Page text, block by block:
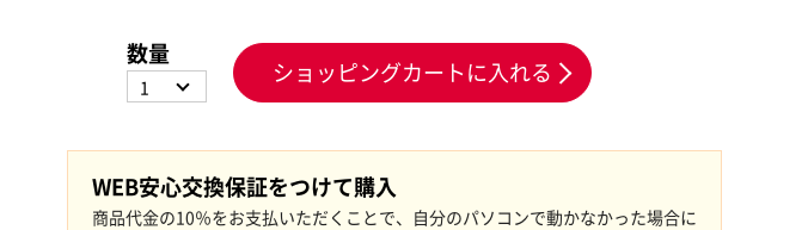
数量
1 ショッピングカートに入れる
WEB安心交換保証をつけて購入
商品代金の10％をお支払いただくことで、自分のパソコンで動かなかった場合に